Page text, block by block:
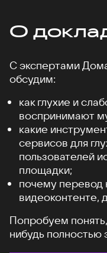
О
С экспертами
обсудим:
как глухие и
воспринимают
какие
сервисов для
пользователей
площадки;
почему
видеоконтенте,
Попробуем
нибудь